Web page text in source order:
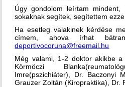
Úgy gondolom leírtam mindent,
sokaknak segítek, segítettem
Ha esetleg valakinek kérdése
címem, ahova írhat
deportivocoruna@freemail.hu
Még valami, 1-2 doktor akikbe a
Körmöczi
Imre(pszichiáter), Dr. Baczonyi
Grauzer Zoltán (Kiropraktika), Dr.